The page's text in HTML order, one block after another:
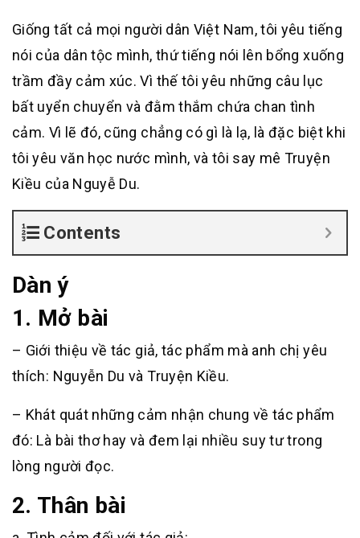
Giống tất cả mọi người dân Việt Nam, tôi yêu tiếng
nói của dân tộc mình, thứ tiếng nói lên bổng xuống
trầm đầy cảm xúc. Vì thế tôi yêu những câu lục
bất uyển chuyển và đằm thắm chứa chan tình
cảm. Vì lẽ đó, cũng chẳng có gì là lạ, là đặc biệt khi
tôi yêu văn học nước mình, và tôi say mê Truyện
Kiều của Nguyễ Du.
Contents
Dàn ý
1. Mở bài
– Giới thiệu về tác giả, tác phẩm mà anh chị yêu
thích: Nguyễn Du và Truyện Kiều.
– Khát quát những cảm nhận chung về tác phẩm
đó: Là bài thơ hay và đem lại nhiều suy tư trong
lòng người đọc.
2. Thân bài